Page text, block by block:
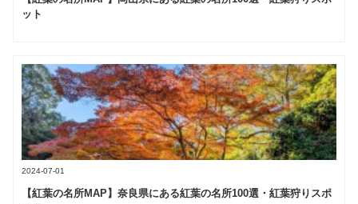
ット
2024-07-01
【紅葉の名所MAP】奈良県にある紅葉の名所100選・紅葉狩りスポ